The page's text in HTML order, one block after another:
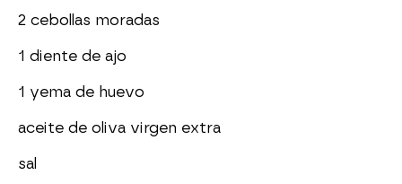
2 cebollas moradas
1 diente de ajo
1 yema de huevo
aceite de oliva virgen extra
sal